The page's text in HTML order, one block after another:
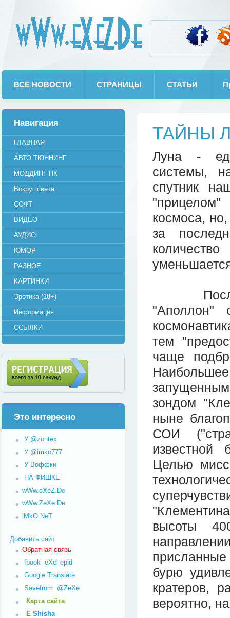
ВСЕ НОВОСТИ СТРАНИЦЫ СТАТЬИ
Луна -
системы,
спутник
космоса,
за
После
"Аполлон"
тем
чаще
зондом
ныне
СОИ
известной
Целью
высоты
бурю
кратеров,
вероятно,
Навигация
ГЛАВНАЯ
АВТО ТЮННИНГ
МОДДИНГ ПК
Вокруг света
СОФТ
ВИДЕО
АУДИО
ЮМОР
РАЗНОЕ
КАРТИНКИ
Эротика (18+)
Информация
ССЫЛКИ
Регистрация (всего за 10
Это интересно
У @zontex
У @imko777
У Воффки
НА ФИШКЕ
wWw.eXeZ.De
wWw.ZeXe.De
iMkO.NeT
Добавить сайт
Обратная связь
fbook eXcl epid
Google Translate
Savefrom @ZeXe
Карта сайта
E Shisha